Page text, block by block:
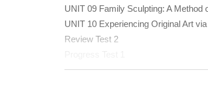
UNIT 09 Family Sculpting: A Method
UNIT 10 Experiencing Original Art
Review Test 2